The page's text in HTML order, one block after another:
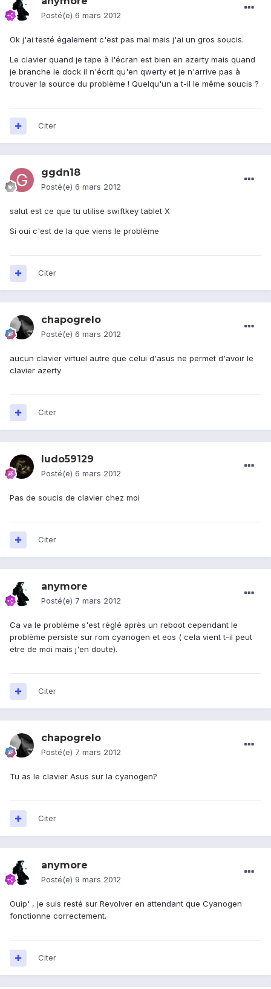
Posté(e) 6 mars 2012
Ok j'ai testé également c'est pas mal mais j'ai un gros soucis.
Le clavier quand je tape à l'écran est bien en azerty mais quand
je branche le dock il n'écrit qu'en qwerty et je n'arrive pas à
trouver la source du problème ! Quelqu'un a t-il le même soucis ?
Citer
ggdn18
Posté(e) 6 mars 2012
salut est ce que tu utilise swiftkey tablet X
Si oui c'est de la que viens le problème
Citer
chapogrelo
Posté(e) 6 mars 2012
aucun clavier virtuel autre que celui d'asus ne permet d'avoir le
clavier azerty
Citer
ludo59129
Posté(e) 6 mars 2012
Pas de soucis de clavier chez moi
Citer
anymore
Posté(e) 7 mars 2012
Ca va le problème s'est réglé après un reboot cependant le
problème persiste sur rom cyanogen et eos ( cela vient t-il peut
etre de moi mais j'en doute).
Citer
chapogrelo
Posté(e) 7 mars 2012
Tu as le clavier Asus sur la cyanogen?
Citer
anymore
Posté(e) 9 mars 2012
Ouip' , je suis resté sur Revolver en attendant que Cyanogen
fonctionne correctement.
Citer